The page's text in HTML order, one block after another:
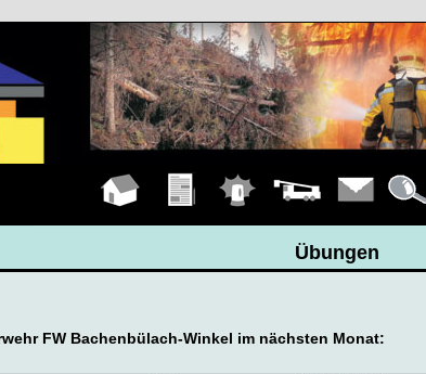
Übungen
FW Bachenbülach-Winkel im nächsten Monat: